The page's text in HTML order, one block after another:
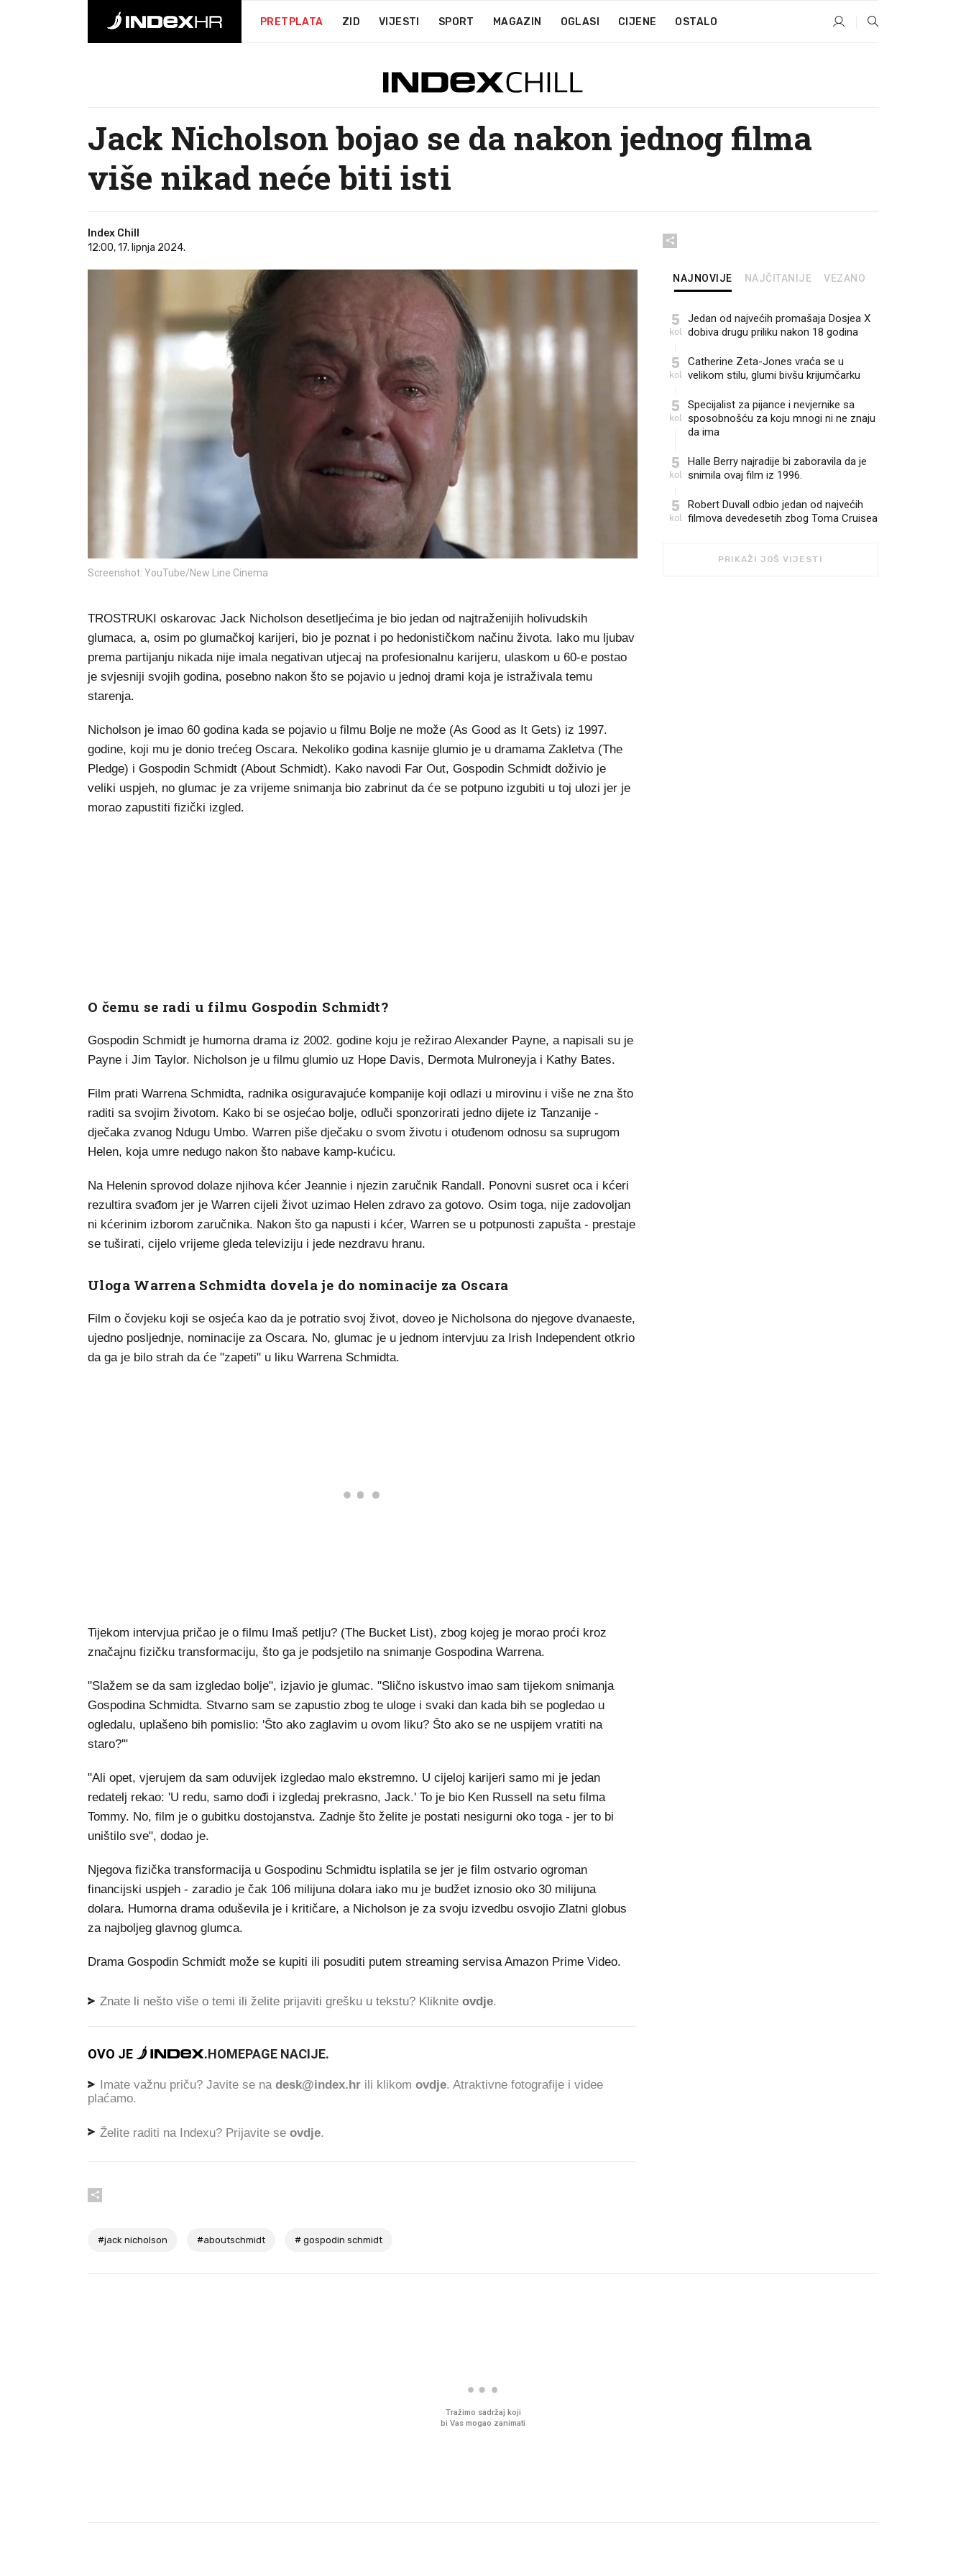
PRETPLATA ZID VIJESTI SPORT MAGAZIN OGLASI CIJENE OSTALO
Jack Nicholson bojao se da nakon jednog filma
više nikad neće biti isti
Index Chill
12:00, 17. lipnja 2024.
Screenshot: YouTube/New Line Cinema
TROSTRUKI oskarovac Jack Nicholson desetljećima je bio jedan od najtraženijih holivudskih
glumaca, a, osim po glumačkoj karijeri, bio je poznat i po hedonističkom načinu života. Iako mu ljubav
prema partijanju nikada nije imala negativan utjecaj na profesionalnu karijeru, ulaskom u 60-e postao
je svjesniji svojih godina, posebno nakon što se pojavio u jednoj drami koja je istraživala temu
starenja.
Nicholson je imao 60 godina kada se pojavio u filmu Bolje ne može (As Good as It Gets) iz 1997.
godine, koji mu je donio trećeg Oscara. Nekoliko godina kasnije glumio je u dramama Zakletva (The
Pledge) i Gospodin Schmidt (About Schmidt). Kako navodi Far Out, Gospodin Schmidt doživio je
veliki uspjeh, no glumac je za vrijeme snimanja bio zabrinut da će se potpuno izgubiti u toj ulozi jer je
morao zapustiti fizički izgled.
O čemu se radi u filmu Gospodin Schmidt?
Gospodin Schmidt je humorna drama iz 2002. godine koju je režirao Alexander Payne, a napisali su je
Payne i Jim Taylor. Nicholson je u filmu glumio uz Hope Davis, Dermota Mulroneyja i Kathy Bates.
Film prati Warrena Schmidta, radnika osiguravajuće kompanije koji odlazi u mirovinu i više ne zna što
raditi sa svojim životom. Kako bi se osjećao bolje, odluči sponzorirati jedno dijete iz Tanzanije -
dječaka zvanog Ndugu Umbo. Warren piše dječaku o svom životu i otuđenom odnosu sa suprugom
Helen, koja umre nedugo nakon što nabave kamp-kućicu.
Na Helenin sprovod dolaze njihova kćer Jeannie i njezin zaručnik Randall. Ponovni susret oca i kćeri
rezultira svađom jer je Warren cijeli život uzimao Helen zdravo za gotovo. Osim toga, nije zadovoljan
ni kćerinim izborom zaručnika. Nakon što ga napusti i kćer, Warren se u potpunosti zapušta - prestaje
se tuširati, cijelo vrijeme gleda televiziju i jede nezdravu hranu.
Uloga Warrena Schmidta dovela je do nominacije za Oscara
Film o čovjeku koji se osjeća kao da je potratio svoj život, doveo je Nicholsona do njegove dvanaeste,
ujedno posljednje, nominacije za Oscara. No, glumac je u jednom intervjuu za Irish Independent otkrio
da ga je bilo strah da će "zapeti" u liku Warrena Schmidta.
Tijekom intervjua pričao je o filmu Imaš petlju? (The Bucket List), zbog kojeg je morao proći kroz
značajnu fizičku transformaciju, što ga je podsjetilo na snimanje Gospodina Warrena.
"Slažem se da sam izgledao bolje", izjavio je glumac. "Slično iskustvo imao sam tijekom snimanja
Gospodina Schmidta. Stvarno sam se zapustio zbog te uloge i svaki dan kada bih se pogledao u
ogledalu, uplašeno bih pomislio: 'Što ako zaglavim u ovom liku? Što ako se ne uspijem vratiti na
staro?'"
"Ali opet, vjerujem da sam oduvijek izgledao malo ekstremno. U cijeloj karijeri samo mi je jedan
redatelj rekao: 'U redu, samo dođi i izgledaj prekrasno, Jack.' To je bio Ken Russell na setu filma
Tommy. No, film je o gubitku dostojanstva. Zadnje što želite je postati nesigurni oko toga - jer to bi
uništilo sve", dodao je.
Njegova fizička transformacija u Gospodinu Schmidtu isplatila se jer je film ostvario ogroman
financijski uspjeh - zaradio je čak 106 milijuna dolara iako mu je budžet iznosio oko 30 milijuna
dolara. Humorna drama oduševila je i kritičare, a Nicholson je za svoju izvedbu osvojio Zlatni globus
za najboljeg glavnog glumca.
Drama Gospodin Schmidt može se kupiti ili posuditi putem streaming servisa Amazon Prime Video.
Znate li nešto više o temi ili želite prijaviti grešku u tekstu? Kliknite ovdje.
OVO JE .HOMEPAGE NACIJE.
Imate važnu priču? Javite se na desk@index.hr ili klikom ovdje. Atraktivne fotografije i videe
plaćamo.
Želite raditi na Indexu? Prijavite se ovdje.
#jack nicholson #aboutschmidt # gospodin schmidt
NAJNOVIJE NAJČITANIJE VEZANO
5
kol
Jedan od najvećih promašaja Dosjea X
dobiva drugu priliku nakon 18 godina
5
kol
Catherine Zeta-Jones vraća se u
velikom stilu, glumi bivšu krijumčarku
5
kol
Specijalist za pijance i nevjernike sa
sposobnošću za koju mnogi ni ne znaju
da ima
5
kol
Halle Berry najradije bi zaboravila da je
snimila ovaj film iz 1996.
5
kol
Robert Duvall odbio jedan od najvećih
filmova devedesetih zbog Toma Cruisea
PRIKAŽI JOŠ VIJESTI
Tražimo sadržaj koji
bi Vas mogao zanimati